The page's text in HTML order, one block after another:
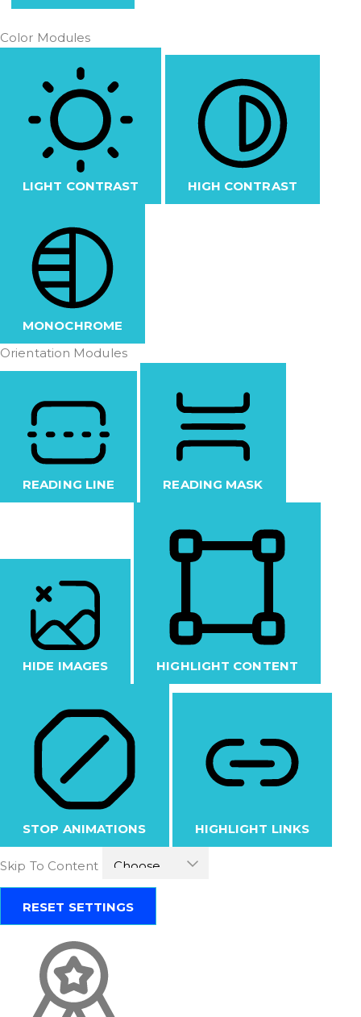
Color Modules
LIGHT CONTRAST HIGH CONTRAST
MONOCHROME
Orientation Modules
READING LINE READING MASK
HIDE IMAGES HIGHLIGHT CONTENT
STOP ANIMATIONS HIGHLIGHT LINKS
Skip To Content
RESET SETTINGS